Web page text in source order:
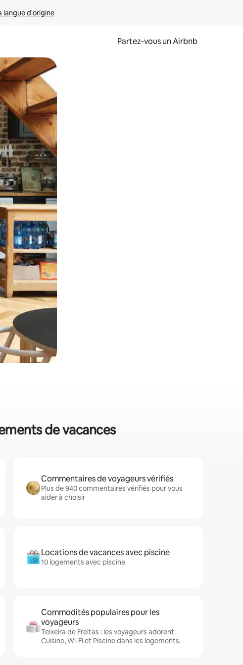
langue d'origine
Partez-vous un Airbnb
et en les faisant glisser.
de vacances
Commentaires de voyageurs vérifiés
Plus de 940 commentaires vérifiés pour vous
aider à choisir
Locations de vacances avec piscine
10 logements avec piscine
Commodités populaires pour les
voyageurs
Teixeira de Freitas : les voyageurs adorent
Cuisine, Wi-Fi et Piscine dans les logements.